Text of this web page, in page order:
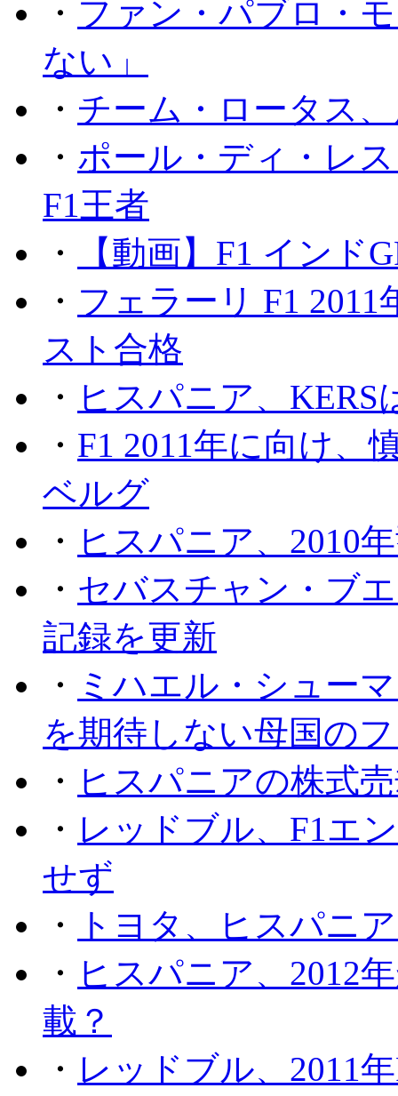
・ ファン・パブロ・
ない」
・ チーム・ロータス
・ ポール・ディ・レ
F1王者
・
【動画】F1 インド
・ フェラーリ F1
スト合格
・ ヒスパニア、KERS
・ F1 2011年に向け、
ベルグ
・ ヒスパニア、2010
・ セバスチャン・ブ
記録を更新
・ ミハエル・シュー
を期待しない母国の
・ ヒスパニアの株式
・ レッドブル、F1エ
せず
・
トヨタ、ヒスパニ
・ ヒスパニア、2012
載？
・ レッドブル、2011